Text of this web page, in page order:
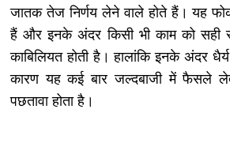
जातक तेज निर्णय लेने वाले होते हैं। यह
हैं और इनके अंदर किसी भी काम को सही
काबिलियत होती है। हालांकि इनके अंदर
कारण यह कई बार जल्दबाजी में फैसले
पछतावा होता है।